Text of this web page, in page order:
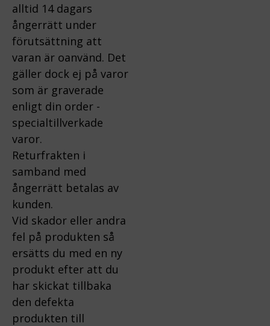
alltid 14 dagars
ångerrätt under
förutsättning att
varan är oanvänd. Det
gäller dock ej på varor
som är graverade
enligt din order -
specialtillverkade
varor.
Returfrakten i
samband med
ångerrätt betalas av
kunden.
Vid skador eller andra
fel på produkten så
ersätts du med en ny
produkt efter att du
har skickat tillbaka
den defekta
produkten till